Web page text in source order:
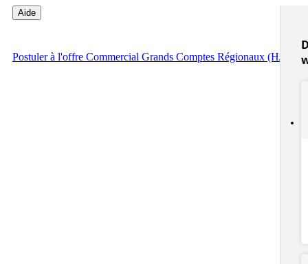
Aide
Postulerà l'offre Commercial Grands Comptes Régionaux (H/F)